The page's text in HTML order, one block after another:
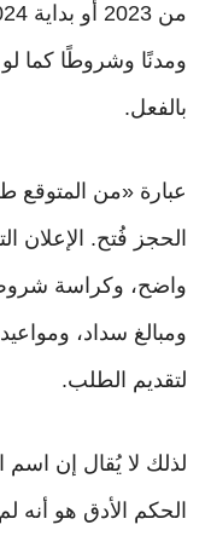
ومدنًا وشروطًا كما لو
بالفعل.
عبارة «من المتوقع
الحجز فُتح. الإعلان
واضح، وكراسة
ومبالغ سداد،
لتقديم الطلب.
الحكم الأدق هو أنه